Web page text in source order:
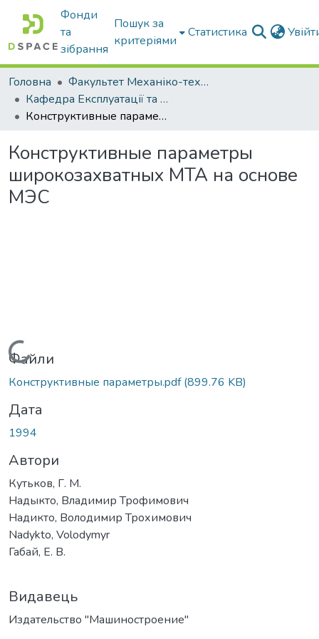
Фонди
та
зібрання
Пошук за
критеріями
Статистика
Головна
Факультет Механіко-технологічний
Кафедра Експлуатації та технічного сервісу машин
Конструктивные параметры широкозахватных МТА на основе МЭС
Конструктивные параметры
широкозахватных МТА на основе
МЭС
Вантажиться...
Файли
Конструктивные параметры.pdf(899.76 KB)
Дата
1994
Автори
Кутьков, Г. М.
Надыкто, Владимир Трофимович
Надикто, Володимир Трохимович
Nadykto, Volodymyr
Габай, Е. В.
Видавець
Издательство "Машиностроение"